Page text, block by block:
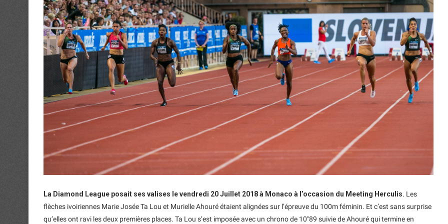
La Diamond League posait ses valises le vendredi 20 Juillet 2018 à Monaco à l’occasion du Meeting Herculis. Les
flèches ivoiriennes Marie Josée Ta Lou et Murielle Ahouré étaient alignées sur l’épreuve du 100m féminin. Et c’est sans surprise
qu’elles ont ravi les deux premières places. Ta Lou s’est imposée avec un chrono de 10″89 suivie de Ahouré qui termine en